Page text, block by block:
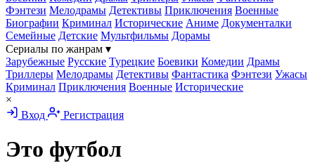
Фэнтези Мелодрамы Детективы Приключения Военные
Биографии Криминал Исторические Аниме Документалки
Семейные Детские Мультфильмы Дорамы
Сериалы по жанрам ▾
Зарубежные Русские Турецкие Боевики Комедии Драмы
Триллеры Мелодрамы Детективы Фантастика Фэнтези Ужасы
Криминал Приключения Военные Исторические
×
Вход
Регистрация
Это футбол